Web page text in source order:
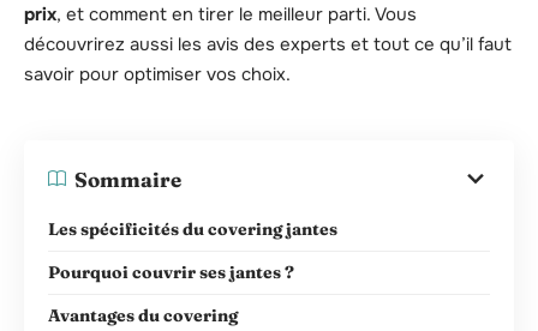
prix, et comment en tirer le meilleur parti. Vous
découvrirez aussi les avis des experts et tout ce qu’il faut
savoir pour optimiser vos choix.
Sommaire
Les spécificités du covering jantes
Pourquoi couvrir ses jantes ?
Avantages du covering